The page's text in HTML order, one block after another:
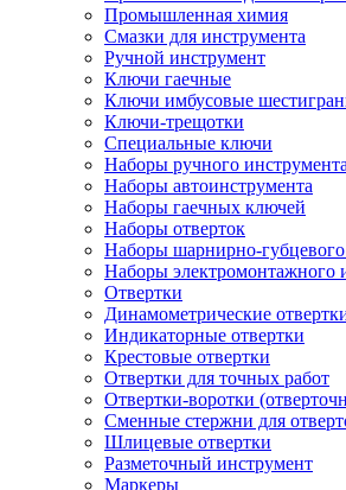
Промышленная химия
Смазки для инструмента
Ручной инструмент
Ключи гаечные
Ключи имбусовые
Ключи-трещотки
Специальные ключи
Наборы ручного инструмента
Наборы автоинструмента
Наборы гаечных ключей
Наборы отверток
Наборы шарнирно-губцевого
Наборы электромонтажного
Отвертки
Динамометрические
Индикаторные отвертки
Крестовые отвертки
Отвертки для точных работ
Отвертки-воротки
Сменные стержни для
Шлицевые отвертки
Разметочный инструмент
Маркеры